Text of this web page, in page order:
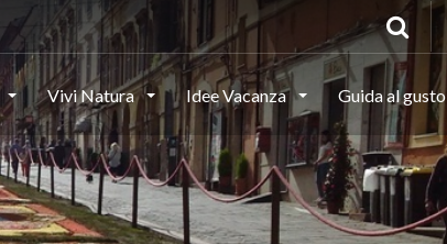
Vivi Natura Idee Vacanza Guida al gusto